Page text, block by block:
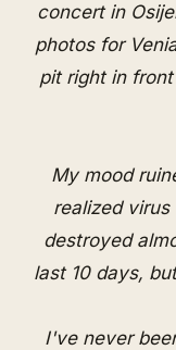
concert in
photos for
pit right in
My mood
realized
destroyed
last 10 days,
I've never